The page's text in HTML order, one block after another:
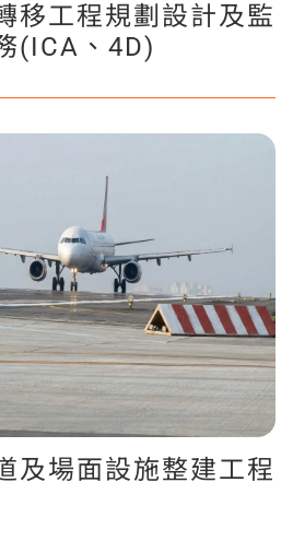
移工程規劃設計及監
(ICA、4D)
及場面設施整建工程